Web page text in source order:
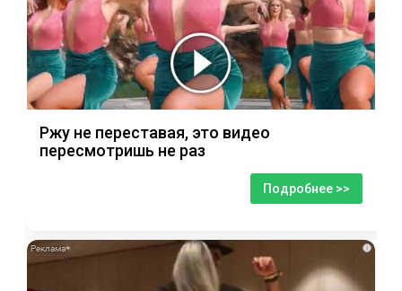
Ржу не переставая, это видео
пересмотришь не раз
Подробнее >>
i